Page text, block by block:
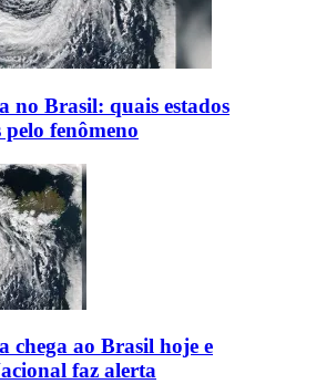
no Brasil: quais estados
pelo fenômeno
chega ao Brasil hoje e
faz alerta